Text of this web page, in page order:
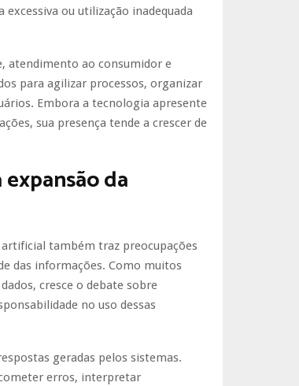
ou utilização inadequada
atendimento ao consumidor e
para agilizar processos, organizar
Embora a tecnologia apresente
sua presença tende a crescer de
da
também traz preocupações
das informações. Como muitos
cresce o debate sobre
no uso dessas
geradas pelos sistemas.
erros, interpretar